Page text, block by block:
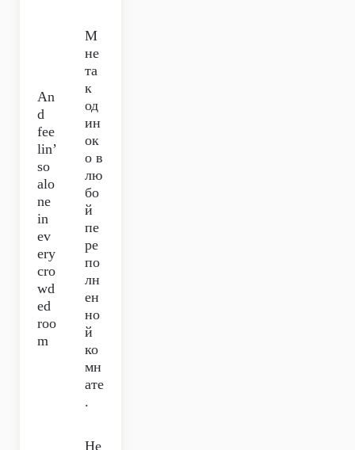
An
d
fee
lin’
so
alo
ne
in
ev
ery
cro
wd
ed
roo
m
М
не
та
к
од
ин
ок
о в
лю
бо
й
пе
ре
по
лн
ен
но
й
ко
мн
ате
.
Не